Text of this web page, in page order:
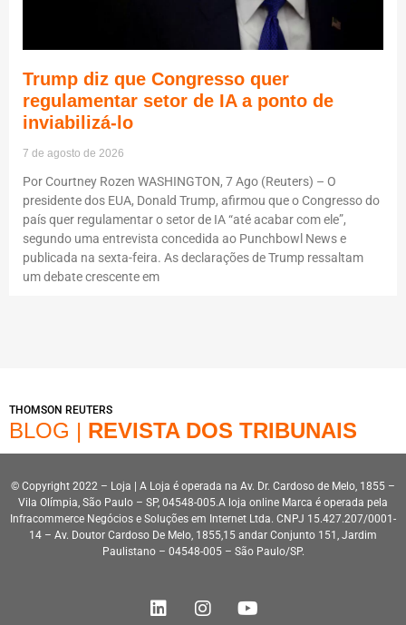
Trump diz que Congresso quer
regulamentar setor de IA a ponto de
inviabilizá-lo
7 de agosto de 2026
Por Courtney Rozen WASHINGTON, 7 Ago (Reuters) – O
presidente dos EUA, Donald Trump, afirmou que o Congresso do
país quer regulamentar o setor de IA “até acabar com ele”,
segundo uma entrevista concedida ao Punchbowl News e
publicada na sexta-feira. As declarações de Trump ressaltam
um debate crescente em
THOMSON REUTERS
BLOG | REVISTA DOS TRIBUNAIS
© Copyright 2022 – Loja | A Loja é operada na Av. Dr. Cardoso de Melo, 1855 –
Vila Olímpia, São Paulo – SP, 04548-005.A loja online Marca é operada pela
Infracommerce Negócios e Soluções em Internet Ltda. CNPJ 15.427.207/0001-
14 – Av. Doutor Cardoso De Melo, 1855,15 andar Conjunto 151, Jardim
Paulistano – 04548-005 – São Paulo/SP.